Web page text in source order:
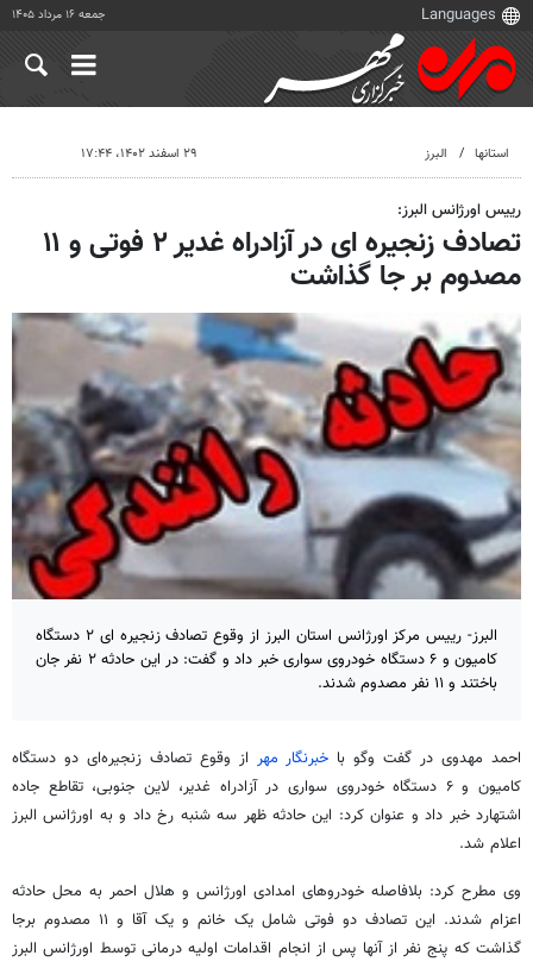
جمعه ۱۶ مرداد ۱۴۰۵
استانها البرز ۲۹ اسفند ۱۴۰۲، ۱۷:۴۴
رییس اورژانس البرز:
تصادف زنجیره ای در آزادراه غدیر ۲ فوتی و ۱۱
مصدوم بر جا گذاشت
البرز- رییس مرکز اورژانس استان البرز از وقوع تصادف زنجیره ای ۲ دستگاه
کامیون و ۶ دستگاه خودروی سواری خبر داد و گفت: در این حادثه ۲ نفر جان
باختند و ۱۱ نفر مصدوم شدند.
احمد مهدوی در گفت وگوبا خبرنگار مهر از وقوع تصادف زنجیره‌ای دو دستگاه
کامیون و ۶ دستگاه خودروی سواری در آزادراه غدیر، لاین جنوبی، تقاطع جاده
اشتهارد خبر داد و عنوان کرد: این حادثه ظهر سه شنبه رخ داد و به اورژانس البرز
اعلام شد.
وی مطرح کرد: بلافاصله خودروهای امدادی اورژانس و هلال احمر به محل حادثه
اعزام شدند. این تصادف دو فوتی شامل یک خانم و یک آقا و ۱۱ مصدوم برجا
گذاشت که پنج نفر از آنها پس از انجام اقدامات اولیه درمانی توسط اورژانس البرز